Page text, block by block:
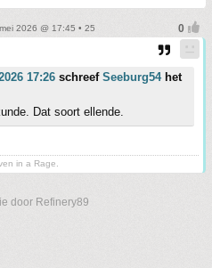
2026 @ 17:45 • 25
17:26 schreef Seeburg54het
Dat soort ellende.
in a Rage.
door Refinery89